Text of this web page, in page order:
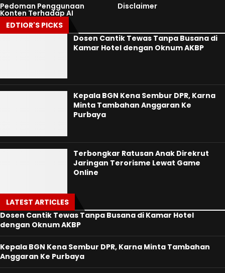
Pedoman Penggunaan
Konten Terhadap AI
Disclaimer
EDTIOR'S PICKS
Dosen Cantik Tewas Tanpa Busana di
Kamar Hotel dengan Oknum AKBP
Kepala BGN Kena Sembur DPR, Karna
Minta Tambahan Anggaran Ke
Purbaya
Terbongkar Ratusan Anak Direkrut
Jaringan Terorisme Lewat Game
Online
LATEST ARTICLES
Dosen Cantik Tewas Tanpa Busana di Kamar Hotel
dengan Oknum AKBP
Kepala BGN Kena Sembur DPR, Karna Minta Tambahan
Anggaran Ke Purbaya